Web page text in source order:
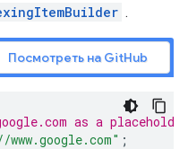
.
Посмотреть на GitHub
as a
;